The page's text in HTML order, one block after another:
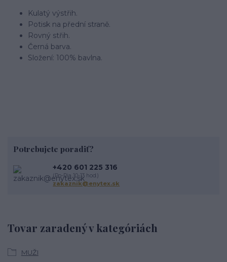
Kulatý výstřih.
Potisk na přední straně.
Rovný střih.
Černá barva.
Složení: 100% bavlna.
Tovar zaradený v kategóriách
MUŽI
Potrebujete poradiť?
+420 601 225 316
(Po-Pia 10-13 hod.)
zakaznik@enytex.sk